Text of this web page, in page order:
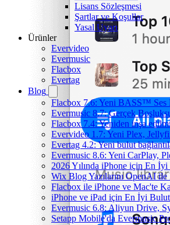
Lisans Sözleşmesi
Şartlar ve Koşullar
Yasal Uyarı
Ürünler
Evervideo
Evermusic
Flacbox
Evertag
Blog
Flacbox 7.6: Yeni BASS™ Ses
Evermusic 8.7: Gerçek
Flacbox 7.4: Yeniden inşa
Evervideo 1.7: Yeni Plex,
Evertag 4.2: Yeni bulut
Evermusic 8.6: Yeni CarPlay,
2026 Yılında iPhone için En
Wix Blog Yazılarını OpenAI
Flacbox ile iPhone ve Mac'te
iPhone ve iPad için En İyi
Evermusic 6.8: Aliyun Drive,
Setapp Mobile'da Evermusic